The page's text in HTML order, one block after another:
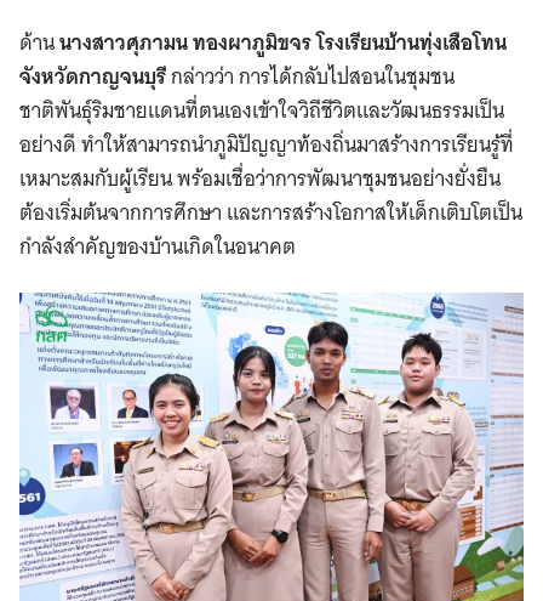
ด้านนางสาวศุภามน ทองผาภูมิขจร โรงเรียนบ้านทุ่งเสือโทน
จังหวัดกาญจนบุรีกล่าวว่า การได้กลับไปสอนในชุมชน
ชาติพันธุ์ริมชายแดนที่ตนเองเข้าใจวิถีชีวิตและวัฒนธรรมเป็น
อย่างดี ทำให้สามารถนำภูมิปัญญาท้องถิ่นมาสร้างการเรียนรู้ที่
เหมาะสมกับผู้เรียน พร้อมเชื่อว่าการพัฒนาชุมชนอย่างยั่งยืน
ต้องเริ่มต้นจากการศึกษา และการสร้างโอกาสให้เด็กเติบโตเป็น
กำลังสำคัญของบ้านเกิดในอนาคต